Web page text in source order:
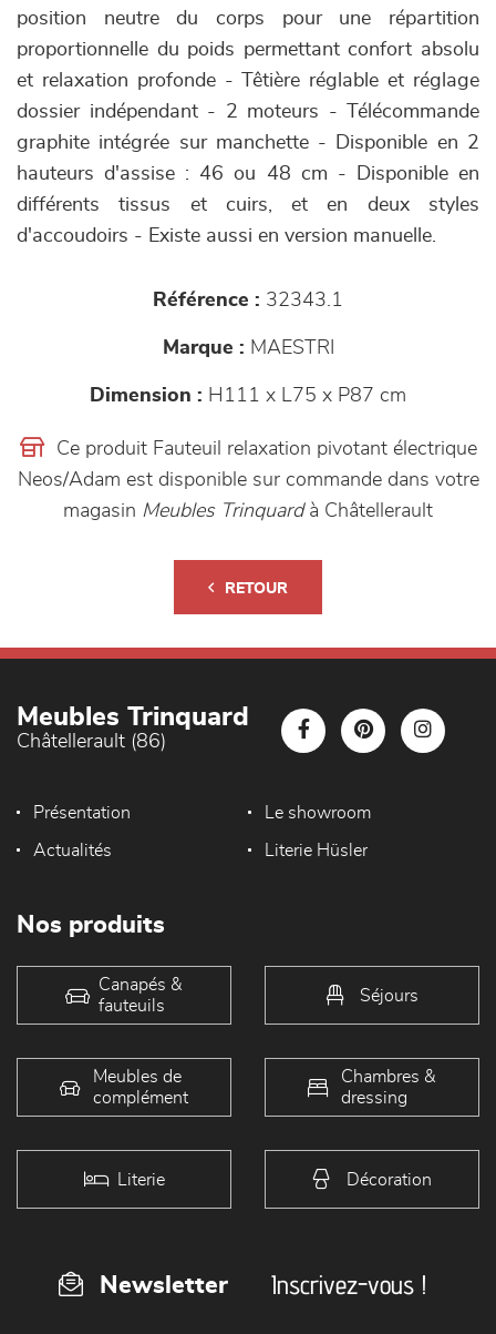
position neutre du corps pour une répartition
proportionnelle du poids permettant confort absolu
et relaxation profonde - Têtière réglable et réglage
dossier indépendant - 2 moteurs - Télécommande
graphite intégrée sur manchette - Disponible en 2
hauteurs d'assise : 46 ou 48 cm - Disponible en
différents tissus et cuirs, et en deux styles
d'accoudoirs - Existe aussi en version manuelle.
Référence : 32343.1
Marque : MAESTRI
Dimension : H111 x L75 x P87 cm
Ce produit Fauteuil relaxation pivotant électrique
Neos/Adam est disponible sur commande dans votre
magasin Meubles Trinquard à Châtellerault
RETOUR
Meubles Trinquard
Châtellerault (86)
Présentation Le showroom
Actualités Literie Hüsler
Nos produits
Canapés &
fauteuils
Séjours
Meubles de
complément
Chambres &
dressing
Literie Décoration
Newsletter Inscrivez-vous !